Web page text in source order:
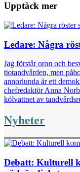
Upptäck mer
Ledare: Några
Jag förstår oron och
tiotandvården, men
annorlunda är ett
chefredaktör Anna
kölvattnet av
Nyheter
Debatt: Kulturell